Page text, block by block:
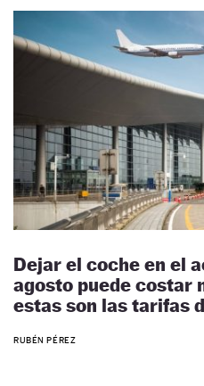
Dejar el coche en el
agosto puede costar
estas son las tarifas
RUBÉN PÉREZ